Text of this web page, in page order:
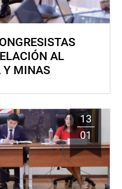
AL
Y MINAS
13
01